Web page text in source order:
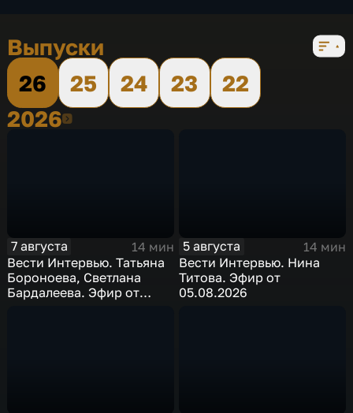
Выпуски
26
25 24 23
22
20262026
7 августа
14 мин
Вести Интервью. Татьяна
Бороноева, Светлана
Бардалеева. Эфир от
5 августа
14 мин
Вести Интервью. Нина
Титова. Эфир от
05.08.2026